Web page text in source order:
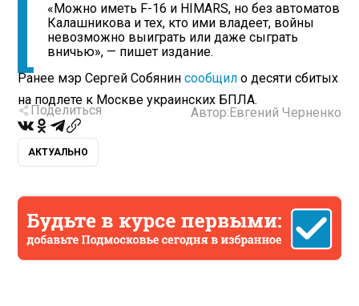
«Можно иметь F-16 и HIMARS, но без автоматов
Калашникова и тех, кто ими владеет, войны
невозможно выиграть или даже сыграть
вничью», — пишет издание.
Ранее мэр Сергей Собянинсообщил о десяти сбитых
на подлете к Москве украинских БПЛА.
Поделиться Автор: Евгений Черненко
АКТУАЛЬНО